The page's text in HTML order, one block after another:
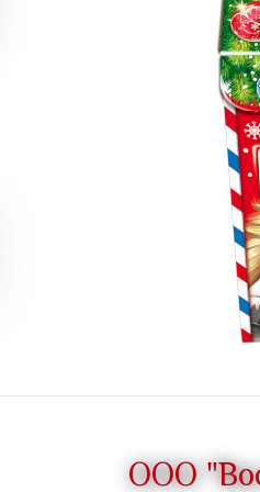
ООО